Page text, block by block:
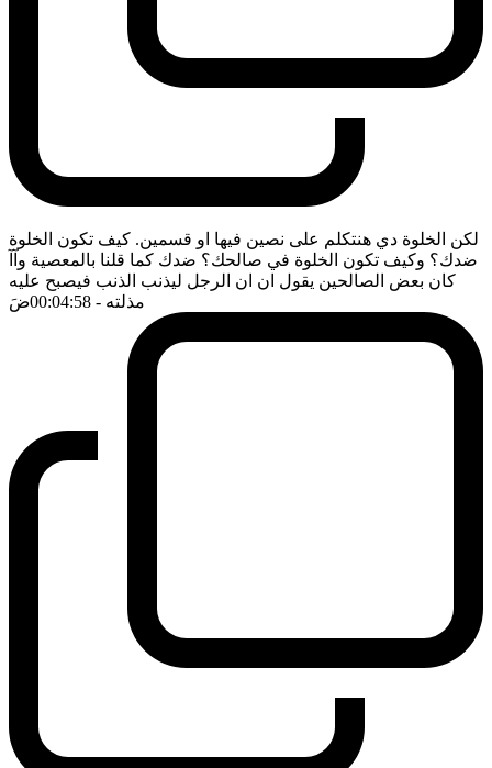
لكن الخلوة دي هنتكلم على نصين فيها او قسمين. كيف تكون الخلوة
ضدك؟ وكيف تكون الخلوة في صالحك؟ ضدك كما قلنا بالمعصية وآآ
كان بعض الصالحين يقول ان ان الرجل ليذنب الذنب فيصبح عليه
مذلته - 00:04:58 ضَ